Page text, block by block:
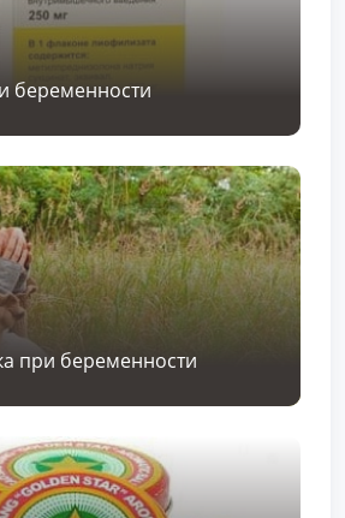
беременности
при беременности